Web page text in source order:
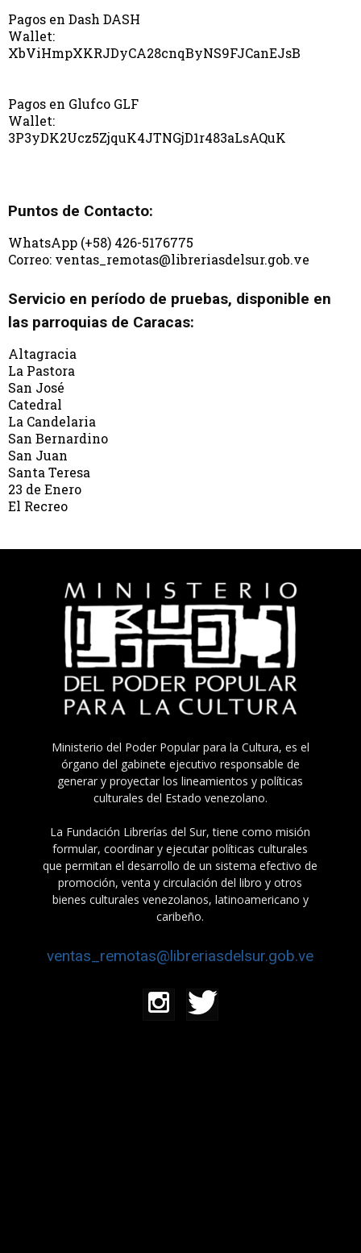
Pagos en Dash DASH
Wallet:
XbViHmpXKRJDyCA28cnqByNS9FJCanEJsB
Pagos en Glufco GLF
Wallet:
3P3yDK2Ucz5ZjquK4JTNGjD1r483aLsAQuK
Puntos de Contacto:
WhatsApp (+58) 426-5176775
Correo: ventas_remotas@libreriasdelsur.gob.ve
Servicio en período de pruebas, disponible en
las parroquias de Caracas:
Altagracia
La Pastora
San José
Catedral
La Candelaria
San Bernardino
San Juan
Santa Teresa
23 de Enero
El Recreo
Ministerio del Poder Popular para la Cultura, es el
órgano del gabinete ejecutivo responsable de
generar y proyectar los lineamientos y políticas
culturales del Estado venezolano.
La Fundación Librerías del Sur, tiene como misión
formular, coordinar y ejecutar políticas culturales
que permitan el desarrollo de un sistema efectivo de
promoción, venta y circulación del libro y otros
bienes culturales venezolanos, latinoamericano y
caribeño.
ventas_remotas@libreriasdelsur.gob.ve